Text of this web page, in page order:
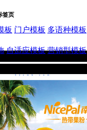
板 门户模板 多语种模板
自适应模板 营销型模板
签页